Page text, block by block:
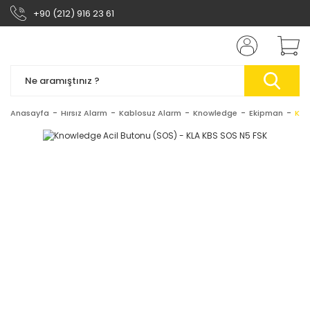
+90 (212) 916 23 61
Anasayfa Hırsız Alarm Kablosuz Alarm Knowledge Ekipman